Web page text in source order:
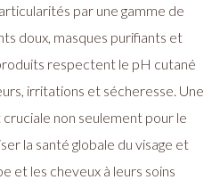
par une gamme de
doux, masques purifiants et
respectent le pH cutané
irritations et sécheresse. Une
non seulement pour le
la santé globale du visage et
et les cheveux à leurs soins